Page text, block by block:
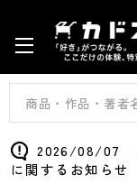
2026/08/07
に関するお知らせ